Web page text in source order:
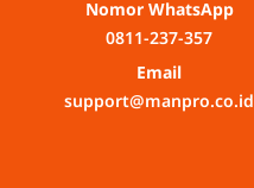
Nomor WhatsApp
0811-237-357
Email
support@manpro.co.id